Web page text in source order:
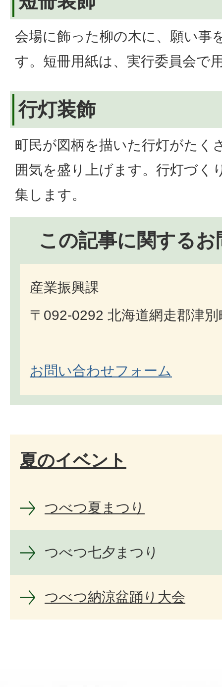
会場に飾った柳の木に、願い事
す。短冊用紙は、実行委員会で
行灯装飾
町民が図柄を描いた行灯がたく
囲気を盛り上げます。行灯づく
集します。
この記事に関する
産業振興課
〒092-0292 北海道網走郡津
お問い合わせフォーム
夏のイベント
つべつ夏まつり
つべつ七夕まつり
つべつ納涼盆踊り大会